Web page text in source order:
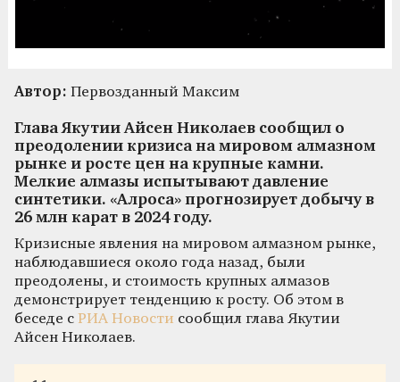
Автор: Первозданный Максим
Глава Якутии Айсен Николаев сообщил о
преодолении кризиса на мировом алмазном
рынке и росте цен на крупные камни.
Мелкие алмазы испытывают давление
синтетики. «Алроса» прогнозирует добычу в
26 млн карат в 2024 году.
Кризисные явления на мировом алмазном рынке,
наблюдавшиеся около года назад, были
преодолены, и стоимость крупных алмазов
демонстрирует тенденцию к росту. Об этом в
беседе с РИА Новости сообщил глава Якутии
Айсен Николаев.